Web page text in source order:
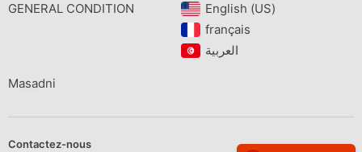
GENERAL CONDITION
English (US)‎
français‎
Masadni
Contactez-nous